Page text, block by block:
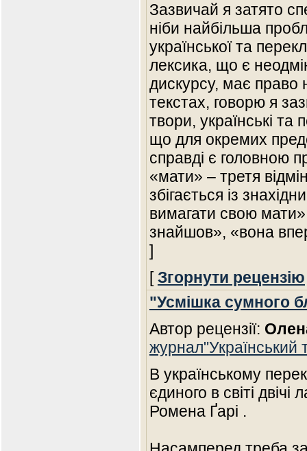
Зазвичай я затято
ніби найбільша
української та
лексика, що є
дискурсу, має право
текстах, говорю я
твори, українські та
що для окремих
справді є головною
«мати» – третя
збігається із
вимагати свою
знайшов», «вона
]
[Згорнути рецензію
"Усмішка сумного
Автор рецензії:
журнал"Український
В українському
єдиного в світі двічі
Ромена Ґарі .